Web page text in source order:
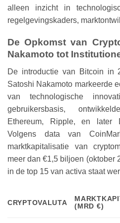
alleen inzicht in
regelgevingskaders,
De Opkomst van
Nakamoto tot
De introductie van Bitcoin in
Satoshi Nakamoto markeerde
van technologische
gebruikersbasis,
Ethereum, Ripple, en later
Volgens data van
marktkapitalisatie van
meer dan€1,5 biljoen (oktober
in de top 15 van activa staat
CRYPTOVALUTA
(MRD €)